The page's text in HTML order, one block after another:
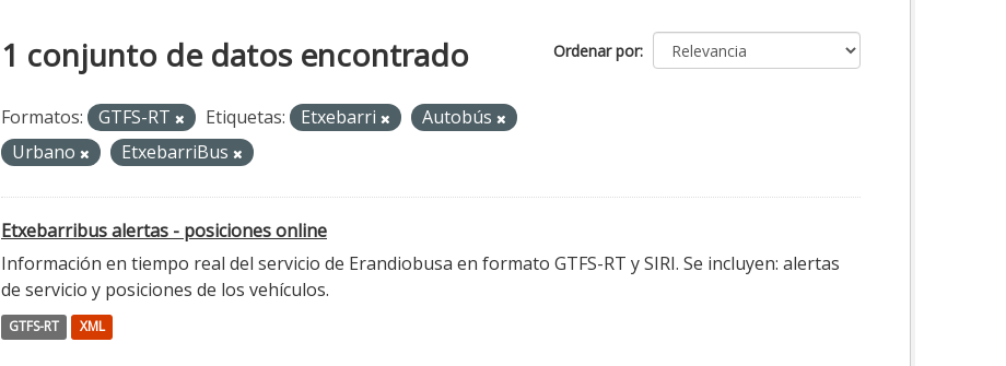
Ordenar por
1 conjunto de datos encontrado
Formatos: GTFS-RT Etiquetas: Etxebarri
Autobús
Urbano
EtxebarriBus
Etxebarribus alertas - posiciones online
Información en tiempo real del servicio de Erandiobusa en formato GTFS-RT y SIRI. Se incluyen: alertas
de servicio y posiciones de los vehículos.
GTFS-RT XML